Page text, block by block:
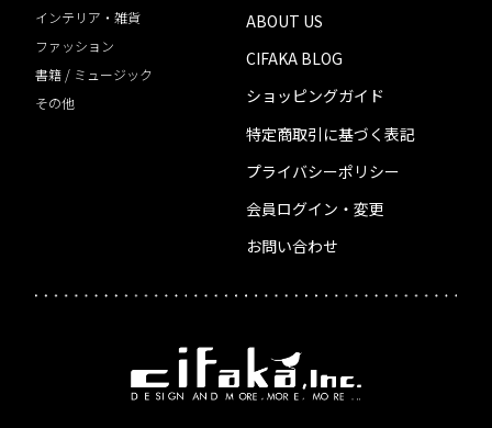
インテリア・雑貨
ファッション
書籍 / ミュージック
その他
ABOUT US
CIFAKA BLOG
ショッピングガイド
特定商取引に基づく表記
プライバシーポリシー
会員ログイン・変更
お問い合わせ